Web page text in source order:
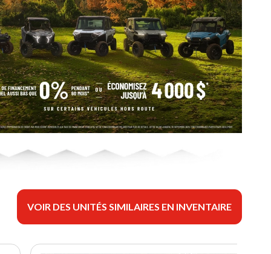
VOIR DES UNITÉS SIMILAIRES EN INVENTAIRE